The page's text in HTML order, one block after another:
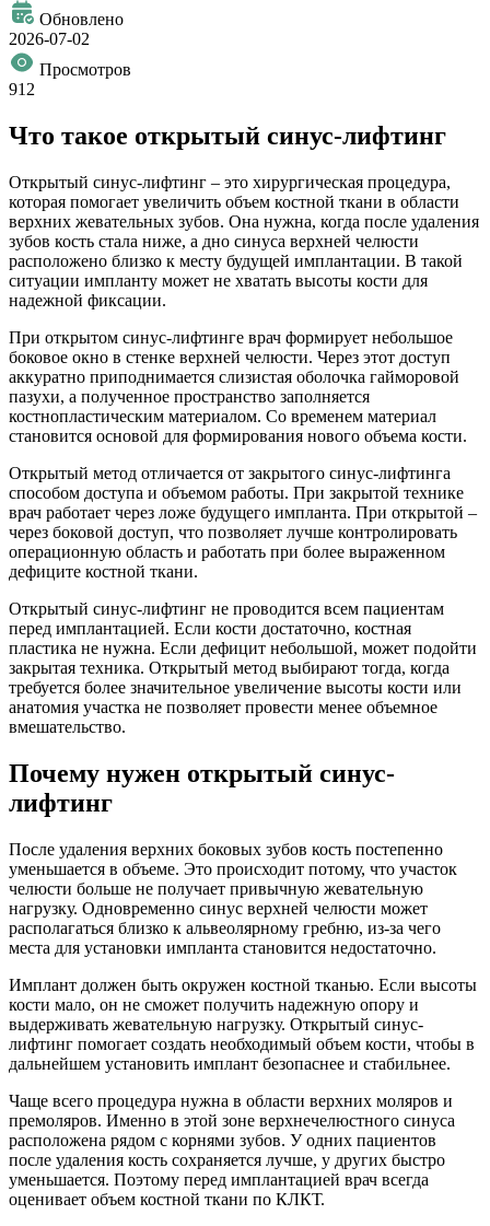
Обновлено
2026-07-02
Просмотров
912
Что такое открытый синус-лифтинг
Открытый синус-лифтинг – это хирургическая процедура,
которая помогает увеличить объем костной ткани в области
верхних жевательных зубов. Она нужна, когда после удаления
зубов кость стала ниже, а дно синуса верхней челюсти
расположено близко к месту будущей имплантации. В такой
ситуации импланту может не хватать высоты кости для
надежной фиксации.
При открытом синус-лифтинге врач формирует небольшое
боковое окно в стенке верхней челюсти. Через этот доступ
аккуратно приподнимается слизистая оболочка гайморовой
пазухи, а полученное пространство заполняется
костнопластическим материалом. Со временем материал
становится основой для формирования нового объема кости.
Открытый метод отличается от закрытого синус-лифтинга
способом доступа и объемом работы. При закрытой технике
врач работает через ложе будущего импланта. При открытой –
через боковой доступ, что позволяет лучше контролировать
операционную область и работать при более выраженном
дефиците костной ткани.
Открытый синус-лифтинг не проводится всем пациентам
перед имплантацией. Если кости достаточно, костная
пластика не нужна. Если дефицит небольшой, может подойти
закрытая техника. Открытый метод выбирают тогда, когда
требуется более значительное увеличение высоты кости или
анатомия участка не позволяет провести менее объемное
вмешательство.
Почему нужен открытый синус-
лифтинг
После удаления верхних боковых зубов кость постепенно
уменьшается в объеме. Это происходит потому, что участок
челюсти больше не получает привычную жевательную
нагрузку. Одновременно синус верхней челюсти может
располагаться близко к альвеолярному гребню, из-за чего
места для установки импланта становится недостаточно.
Имплант должен быть окружен костной тканью. Если высоты
кости мало, он не сможет получить надежную опору и
выдерживать жевательную нагрузку. Открытый синус-
лифтинг помогает создать необходимый объем кости, чтобы в
дальнейшем установить имплант безопаснее и стабильнее.
Чаще всего процедура нужна в области верхних моляров и
премоляров. Именно в этой зоне верхнечелюстного синуса
расположена рядом с корнями зубов. У одних пациентов
после удаления кость сохраняется лучше, у других быстро
уменьшается. Поэтому перед имплантацией врач всегда
оценивает объем костной ткани по КЛКТ.